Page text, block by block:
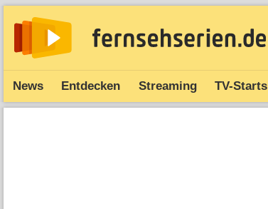
News Entdecken Streaming TV-Starts